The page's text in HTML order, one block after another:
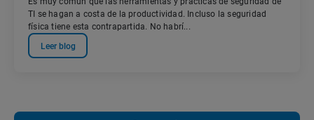
TI se hagan a costa de la productividad. Incluso la seguridad
física tiene esta contrapartida. No habrí...
Leer blog